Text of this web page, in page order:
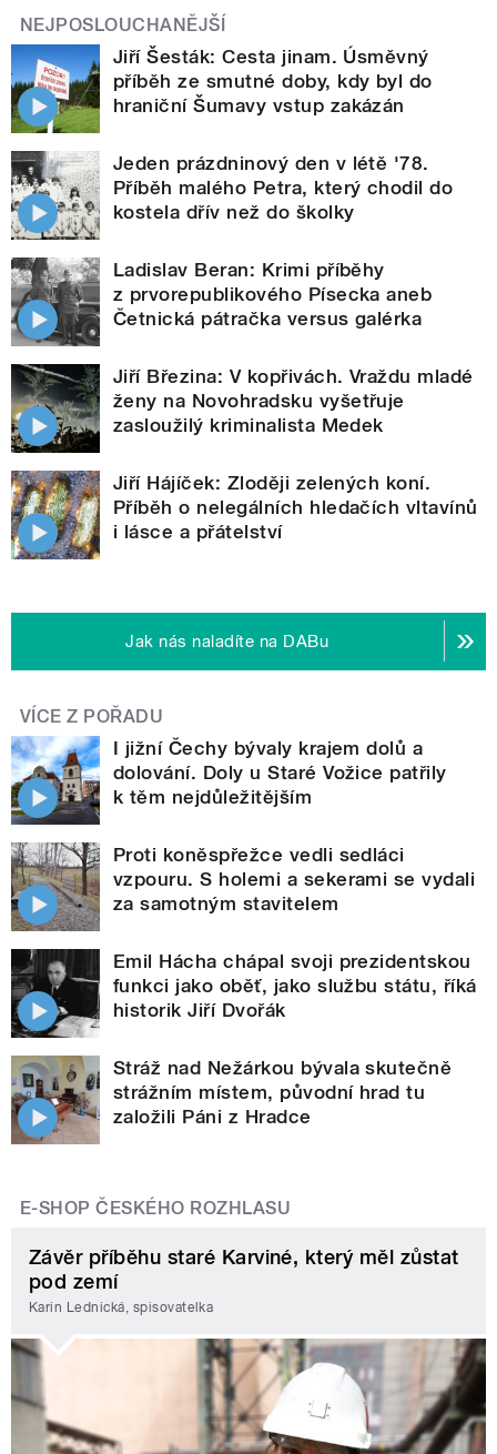
NEJPOSLOUCHANĚJŠÍ
Jiří Šesták: Cesta jinam. Úsměvný
příběh ze smutné doby, kdy byl do
hraniční Šumavy vstup zakázán
Jeden prázdninový den v létě '78.
Příběh malého Petra, který chodil do
kostela dřív než do školky
Ladislav Beran: Krimi příběhy
z prvorepublikového Písecka aneb
Četnická pátračka versus galérka
Jiří Březina: V kopřivách. Vraždu mladé
ženy na Novohradsku vyšetřuje
zasloužilý kriminalista Medek
Jiří Hájíček: Zloději zelených koní.
Příběh o nelegálních hledačích vltavínů
i lásce a přátelství
Jak nás naladíte na DABu
VÍCE Z POŘADU
I jižní Čechy bývaly krajem dolů a
dolování. Doly u Staré Vožice patřily
k těm nejdůležitějším
Proti koněspřežce vedli sedláci
vzpouru. S holemi a sekerami se vydali
za samotným stavitelem
Emil Hácha chápal svoji prezidentskou
funkci jako oběť, jako službu státu, říká
historik Jiří Dvořák
Stráž nad Nežárkou bývala skutečně
strážním místem, původní hrad tu
založili Páni z Hradce
E-SHOP ČESKÉHO ROZHLASU
Závěr příběhu staré Karviné, který měl zůstat
pod zemí
Karin Lednická, spisovatelka